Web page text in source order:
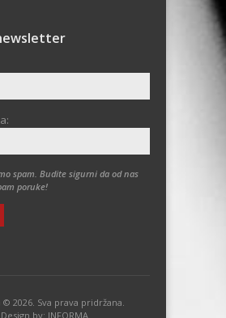
spam. Budite sigurni da od nas
poruke!
© 2026. Sva prava pridržana.
Design by: INFORMA